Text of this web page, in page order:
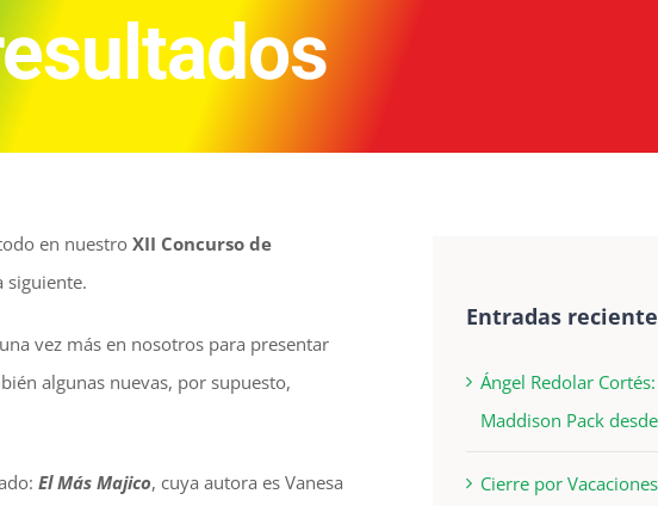
en nuestro XII Concurso de
siguiente.
vez más en nosotros para presentar
algunas nuevas, por supuesto,
El Más Majico, cuya autora es Vanesa
Entradas
Ángel Redolar
Maddison Pack
Cierre por